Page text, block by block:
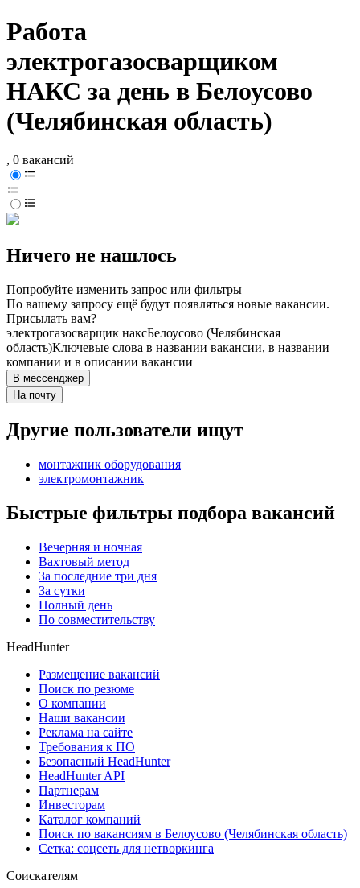
Работа
электрогазосварщиком
НАКС за день в Белоусово
(Челябинская область)
, 0 вакансий
Ничего не нашлось
Попробуйте изменить запрос или фильтры
По вашему запросу ещё будут появляться новые вакансии.
Присылать вам?
электрогазосварщик наксБелоусово (Челябинская
область)Ключевые слова в названии вакансии, в названии
компании и в описании вакансии
В мессенджер
На почту
Другие пользователи ищут
монтажник оборудования
электромонтажник
Быстрые фильтры подбора вакансий
Вечерняя и ночная
Вахтовый метод
За последние три дня
За сутки
Полный день
По совместительству
HeadHunter
Размещение вакансий
Поиск по резюме
О компании
Наши вакансии
Реклама на сайте
Требования к ПО
Безопасный HeadHunter
HeadHunter API
Партнерам
Инвесторам
Каталог компаний
Поиск по вакансиям в Белоусово (Челябинская область)
Сетка: соцсеть для нетворкинга
Соискателям